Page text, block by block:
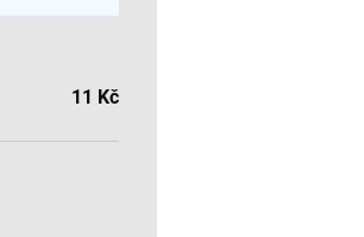
11 Kč